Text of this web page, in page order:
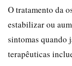
O tratamento da
estabilizar ou
sintomas quando
terapêuticas